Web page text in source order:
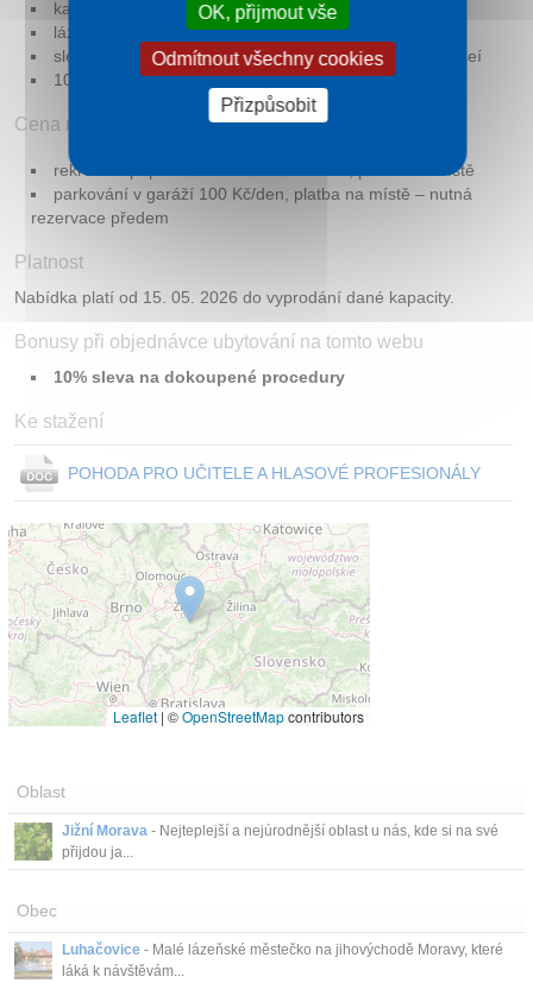
každý den 0,7l minerální vody Vincentka na pokoj
lázeňské oplatky,
sleva na vstup do vybraných kulturních památek a muzeí
10% sleva na dokoupené procedury
Cena neobsahuje
rekreační poplatek 40 Kč / osoba a noc, platba na místě
parkování v garáží 100 Kč/den, platba na místě – nutná
rezervace předem
Platnost
Nabídka platí od 15. 05. 2026 do vyprodání dané kapacity.
Bonusy při objednávce ubytování na tomto webu
10% sleva na dokoupené procedury
Ke stažení
POHODA PRO UČITELE A HLASOVÉ PROFESIONÁLY
Leaflet | ©OpenStreetMapcontributors
Oblast
Jižní Morava - Nejteplejší a nejúrodnější oblast u nás, kde si na své
přijdou ja...
Obec
Luhačovice - Malé lázeňské městečko na jihovýchodě Moravy, které
láká k návštěvám...
OK, přijmout vše
Odmítnout všechny cookies
Přizpůsobit